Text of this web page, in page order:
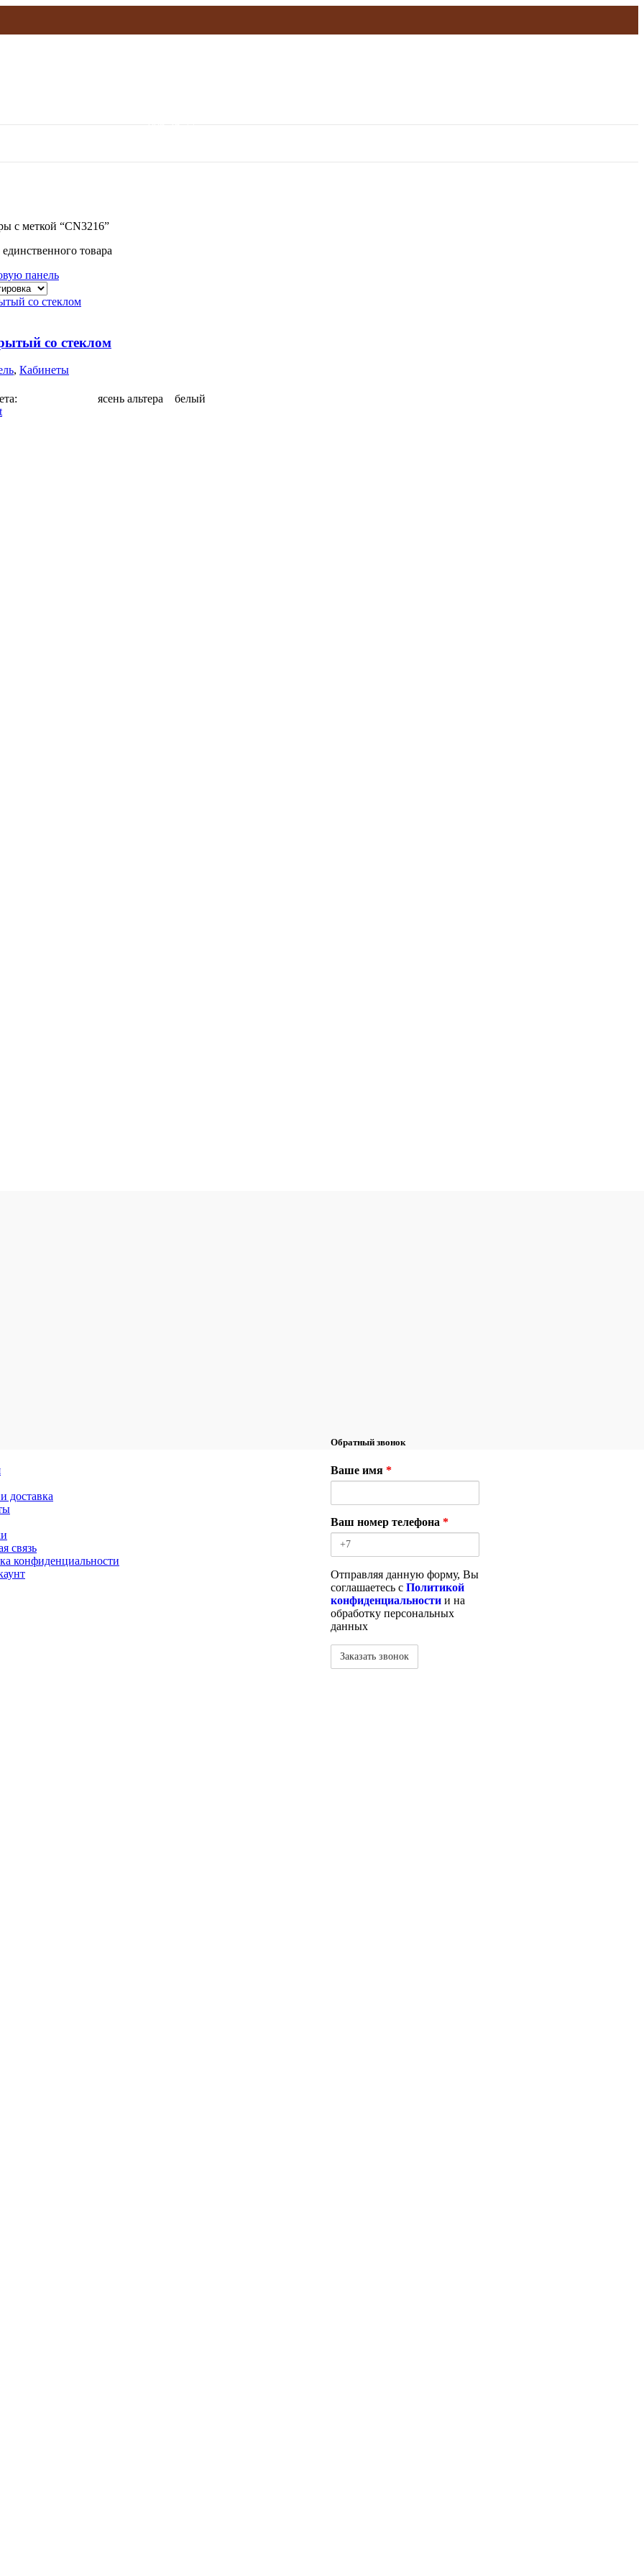
с меткой “CN3216”
товара
панель
со стеклом
, Кабинеты
цвета: ясень альтера белый
доставка
связь
конфиденциальности
Обратный звонок
Ваше имя*
Ваш номер телефона*
Отправляя данную форму, Вы
соглашаетесь сПолитикой
конфиденциальности и на
обработку персональных
данных